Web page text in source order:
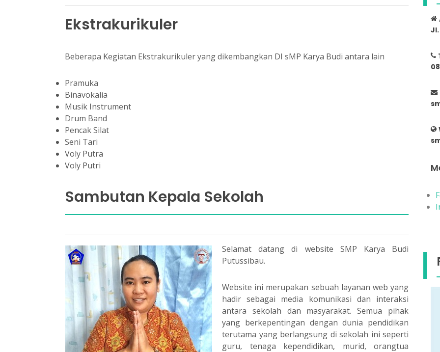
Ekstrakurikuler
Beberapa Kegiatan Ekstrakurikuler yang dikembangkan DI sMP Karya Budi antara lain
Pramuka
Binavokalia
Musik Instrument
Drum Band
Pencak Silat
Seni Tari
Voly Putra
Voly Putri
Sambutan Kepala Sekolah
Selamat datang di website SMP Karya Budi
Putussibau.
Website ini merupakan sebuah layanan web yang
hadir sebagai media komunikasi dan interaksi
antara sekolah dan masyarakat. Semua pihak
yang berkepentingan dengan dunia pendidikan
terutama yang berlangsung di sekolah ini seperti
guru, tenaga kependidikan, murid, orangtua